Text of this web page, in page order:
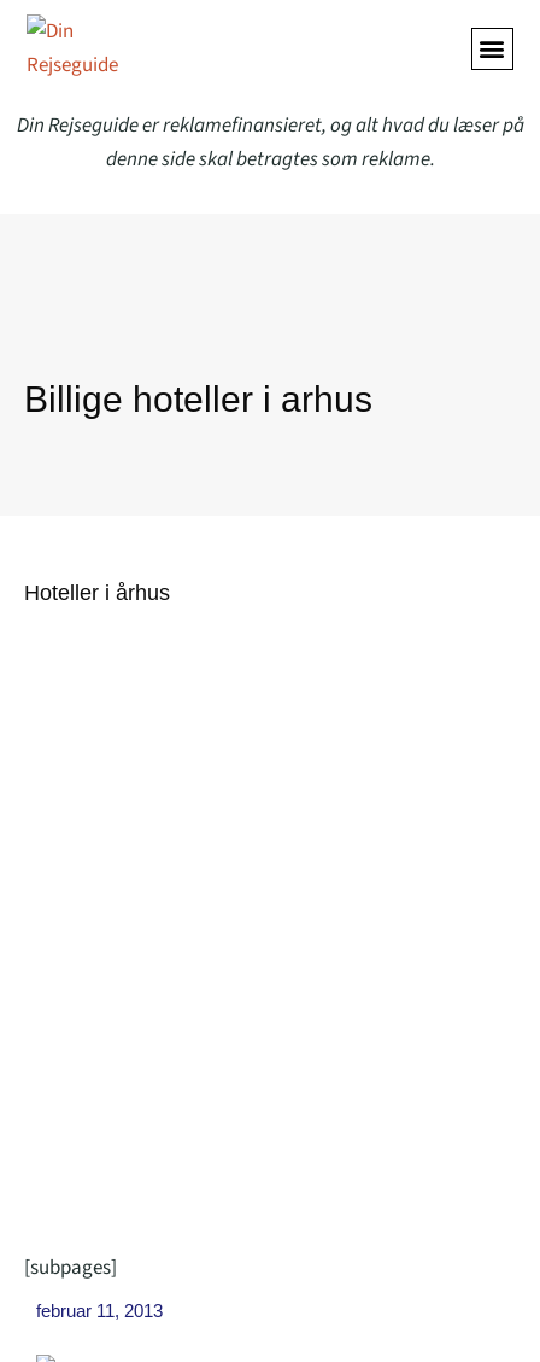
Din Rejseguide er reklamefinansieret, og alt hvad du læser på
denne side skal betragtes som reklame.
Billige hoteller i arhus
Hoteller i århus
[subpages]
februar 11, 2013